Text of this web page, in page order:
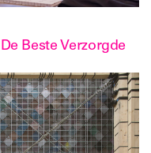
Beste Verzorgde